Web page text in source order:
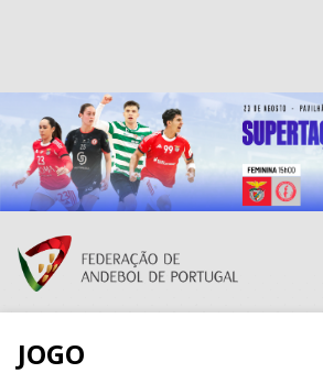
Resultados Andebol
Federação de Andebol de Portugal
Grátis - Disponivel na Play Store
JOGO